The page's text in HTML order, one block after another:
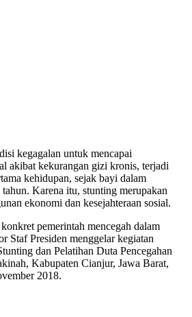
kegagalan untuk mencapai
akibat kekurangan gizi kronis, terjadi
kehidupan, sejak bayi dalam
Karena itu, stunting merupakan
ekonomi dan kesejahteraan sosial.
pemerintah mencegah dalam
Staf Presiden menggelar kegiatan
dan Pelatihan Duta Pencegahan
Kabupaten Cianjur, Jawa Barat,
2018.